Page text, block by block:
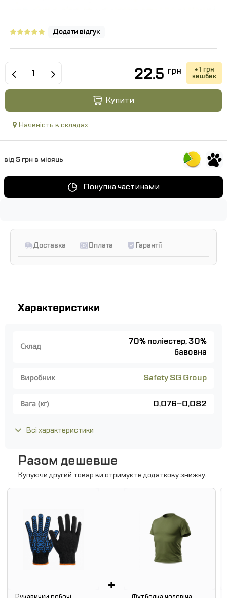
Додати відгук
22.5 грн + 1 грн
кешбек
Купити
Наявність в складах
від 5 грн в місяць
Покупка частинами
Доставка Оплата Гарантії
Характеристики
Склад
70% поліестер, 30%
бавовна
Виробник Safety SG Group
Вага (кг) 0,076–0,082
Всі характеристики
Разом дешевше
Купуючи другий товар ви отримуєте додаткову знижку.
+